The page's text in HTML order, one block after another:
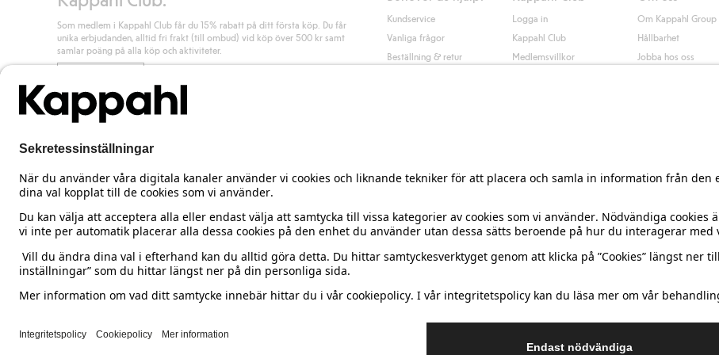
Som medlem i Kappahl Club får du 15% rabatt på ditt första köp. Du får
unika erbjudanden, alltid fri frakt (till ombud) vid köp över 500 kr samt
samlar poäng på alla köp och aktiviteter.
Kundservice
Vanliga frågor
Beställning & retur
Logga in
Kappahl Club
Medlemsvillkor
Om Kappahl Group
Hållbarhet
Jobba hos oss
Sweden Ändra land
Cookies